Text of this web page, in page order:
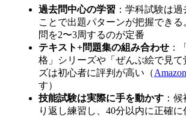
過去問中心の学習 ：学科試験は
ことで出題パターンが把握できる
問を2〜3周するのが定番
テキスト+問題集の組み合わせ ：
格」シリーズや「ぜんぶ絵で見て
ズは初心者に評判が高い（Amazon
す）
技能試験は実際に手を動かす ：
り返し練習し、40分以内に正確